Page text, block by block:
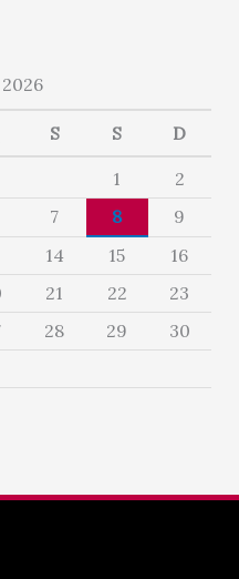
S S D
1
2
7 8
9
14 15
16
21 22
23
28 29
30